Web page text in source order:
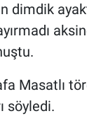
dimdik
Masatlı
söyledi.